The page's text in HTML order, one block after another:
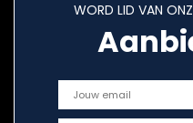
WORD LID VAN